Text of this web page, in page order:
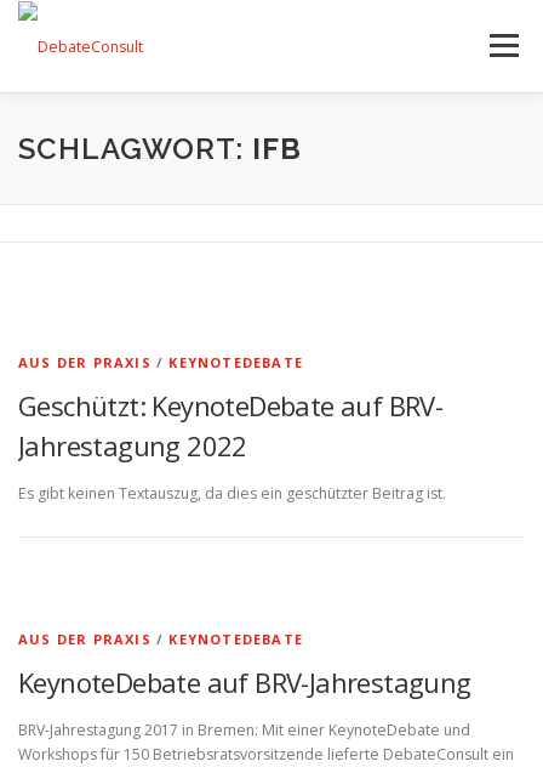
Zum
springen
Menü
UNSER ANGEBOT STREITKULTUR-BLOG
SCHLAGWORT: IFB
AUS DER PRAXIS / KEYNOTEDEBATE
Geschützt: KeynoteDebate auf BRV-
Jahrestagung 2022
Es gibt keinen Textauszug, da dies ein geschützter Beitrag ist.
AUS DER PRAXIS / KEYNOTEDEBATE
KeynoteDebate auf BRV-Jahrestagung
BRV-Jahrestagung 2017 in Bremen: Mit einer KeynoteDebate und
Workshops für 150 Betriebsratsvorsitzende lieferte DebateConsult ein